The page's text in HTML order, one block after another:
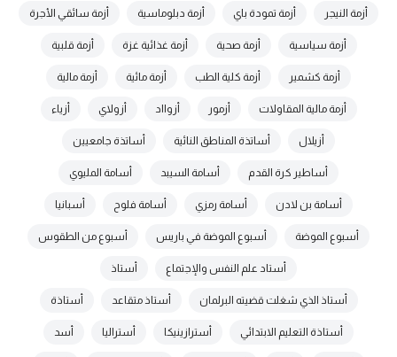
أزمة النيجر أزمة تمودة باي أزمة دبلوماسية أزمة سائقي الأجرة
أزمة سياسية أزمة صحية أزمة غذائية غزة أزمة قلبية
أزمة كشمير أزمة كلية الطب أزمة مائية أزمة مالية
أزمة مالية المقاولات أزمور أزوااد أزولاي أزياء
أزيلال أساتذة المناطق النائية أساتذة جامعيين
أساطير كرة القدم أسامة السيبد أسامة المليوي
أسامة بن لادن أسامة رمزي أسامة فلوح أسبانيا
أسبوع الموضة أسبوع الموضة في باريس أسبوع من الطقوس
أستاد علم النفس والإجتماع أستاذ
أستاذ الذي شغلت قضيته البرلمان أستاذ متقاعد أستاذة
أستاذة التعليم الابتدائي أسترازينيكا أستراليا أسد